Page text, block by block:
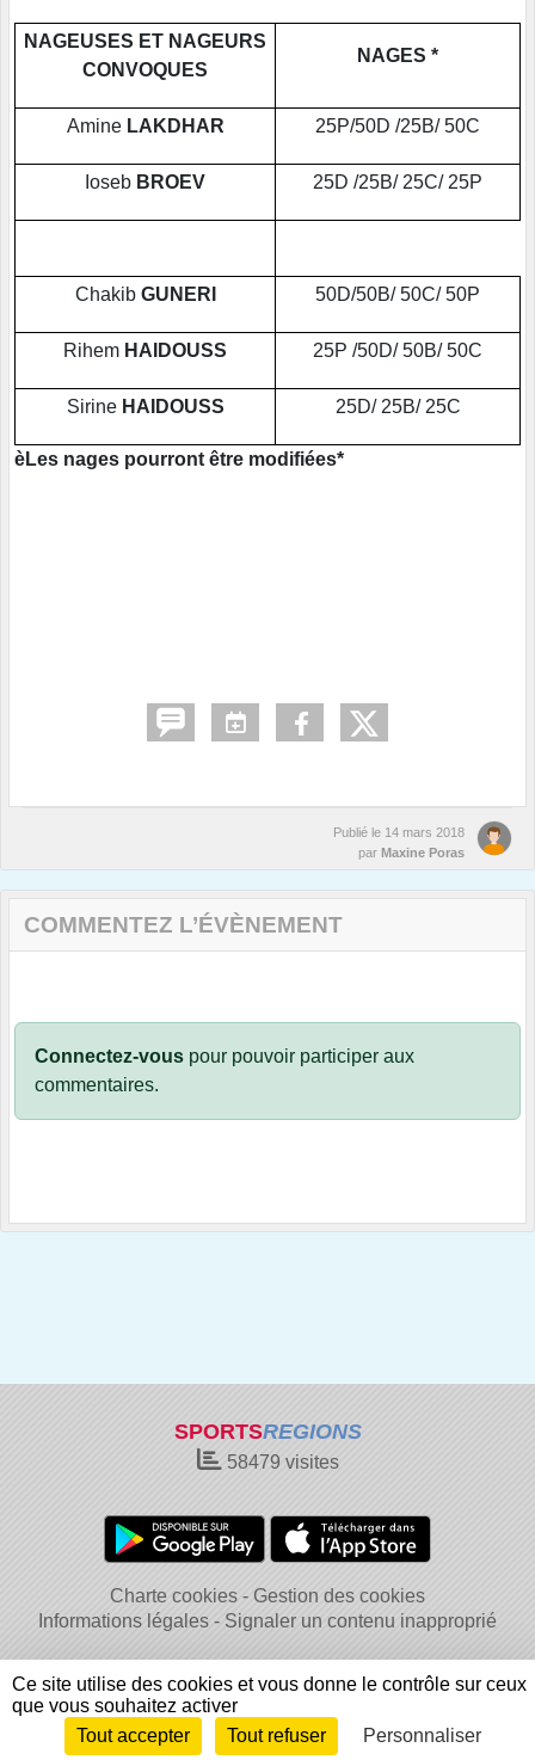
NAGEUSES ET NAGEURS
CONVOQUES
NAGES *
AmineLAKDHAR 25P/50D /25B/ 50C
Ioseb BROEV 25D /25B/ 25C/ 25P
ChakibGUNERI 50D/50B/ 50C/ 50P
Rihem HAIDOUSS 25P /50D/ 50B/ 50C
Sirine HAIDOUSS 25D/ 25B/ 25C
èLes nages pourront être modifiées*
Publié le 14 mars 2018
par Maxine Poras
COMMENTEZ L’ÉVÈNEMENT
Connectez-vous pour pouvoir participer aux
commentaires.
SPORTSREGIONS
58479 visites
Charte cookies
Gestion des cookies
Informations légales
Signaler un contenu inapproprié
Envie de participer ? Connexion
Ce site utilise des cookies et vous donne le contrôle sur ceux
que vous souhaitez activer
Tout accepter
Tout refuser Personnaliser